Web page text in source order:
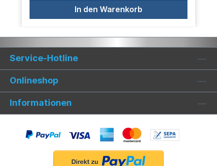
In den Warenkorb
Service-Hotline
Onlineshop
Informationen